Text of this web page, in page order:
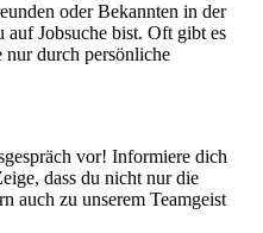
oder Bekannten in der
auf Jobsuche bist. Oft gibt es
nur durch persönliche
vor! Informiere dich
dass du nicht nur die
auch zu unserem Teamgeist